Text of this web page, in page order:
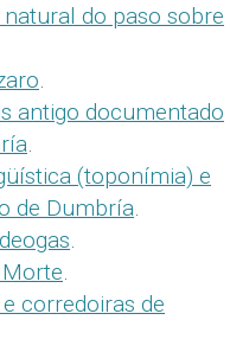
do paso sobre
.
antigo documentado
.
(toponímia) e
de Dumbría.
.
.
corredoiras de